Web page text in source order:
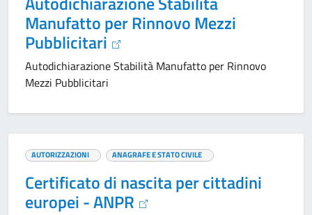
Manufatto per Rinnovo Mezzi
Pubblicitari
Autodichiarazione Stabilità Manufatto per Rinnovo
Mezzi Pubblicitari
AUTORIZZAZIONI ANAGRAFE E STATO CIVILE
Certificato di nascita per cittadini
europei - ANPR